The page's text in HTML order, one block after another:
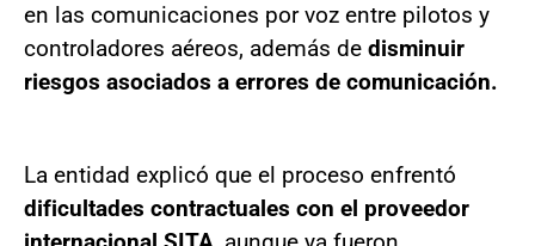
en las comunicaciones por voz entre pilotos y
controladores aéreos, además de disminuir
riesgos asociados a errores de comunicación.
La entidad explicó que el proceso enfrentó
dificultades contractuales con el proveedor